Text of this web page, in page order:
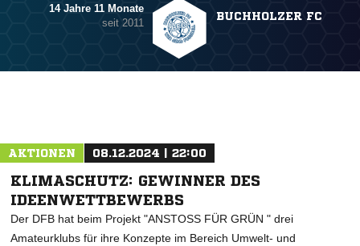
14 Jahre 11 Monate
seit 2011
BUCHHOLZER FC
AKTIONEN 08.12.2024 | 22:00
KLIMASCHUTZ: GEWINNER DES
IDEENWETTBEWERBS
Der DFB hat beim Projekt "ANSTOSS FÜR GRÜN " drei
Amateurklubs für ihre Konzepte im Bereich Umwelt- und